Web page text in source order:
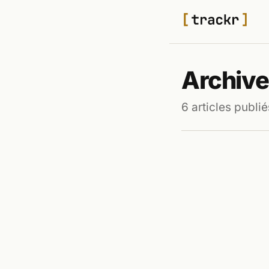
6 articles